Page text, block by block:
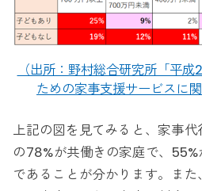
（出所：野村総合研究所「平
ための家事支援サービスに関
上記の図を見てみると、家事
の78%が共働きの家庭で、
であることが分かります。ま